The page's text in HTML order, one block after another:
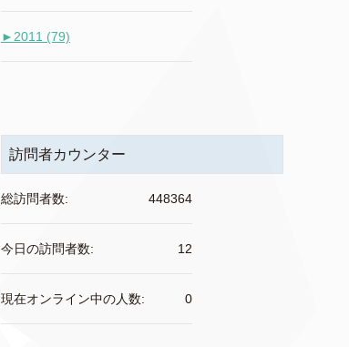
► 2011 (79)
訪問者カウンター
448364
総訪問者数:
12
今日の訪問者数:
0
現在オンライン中の人数: